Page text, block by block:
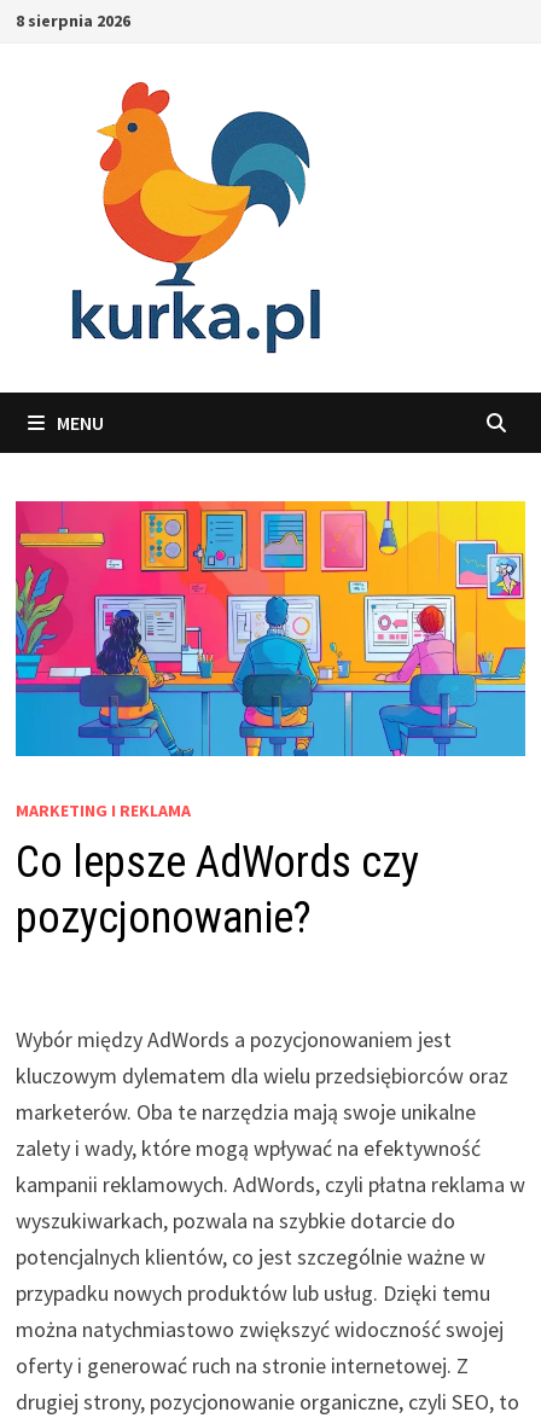
Skip8 sierpnia 2026
MENU
MARKETING I REKLAMA
Co lepsze AdWords czy
pozycjonowanie?
Wybór między AdWords a pozycjonowaniem jest
kluczowym dylematem dla wielu przedsiębiorców oraz
marketerów. Oba te narzędzia mają swoje unikalne
zalety i wady, które mogą wpływać na efektywność
kampanii reklamowych. AdWords, czyli płatna reklama w
wyszukiwarkach, pozwala na szybkie dotarcie do
potencjalnych klientów, co jest szczególnie ważne w
przypadku nowych produktów lub usług. Dzięki temu
można natychmiastowo zwiększyć widoczność swojej
oferty i generować ruch na stronie internetowej. Z
drugiej strony, pozycjonowanie organiczne, czyli SEO, to